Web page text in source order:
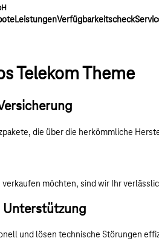
LeistungenVerfügbarkeitscheck
Telekom Theme
die über die herkömmliche
möchten, sind wir Ihr
Unterstützung
und lösen technische Störungen